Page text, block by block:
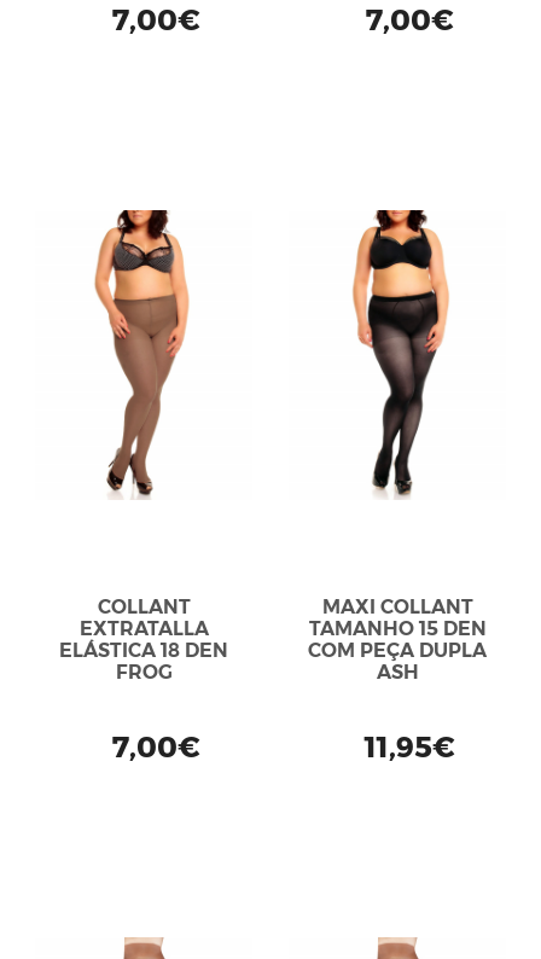
7,00€ 7,00€
COLLANT
EXTRATALLA
ELÁSTICA 18 DEN
FROG
7,00€
MAXI COLLANT
TAMANHO 15 DEN
COM PEÇA DUPLA
ASH
11,95€